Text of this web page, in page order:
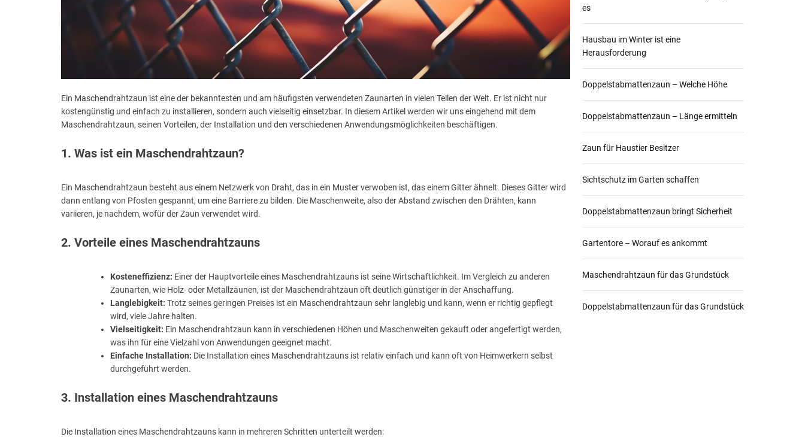
Ein Maschendrahtzaun ist eine der bekanntesten und am häufigsten verwendeten Zaunarten in vielen Teilen der Welt. Er ist nicht nur
kostengünstig und einfach zu installieren, sondern auch vielseitig einsetzbar. In diesem Artikel werden wir uns eingehend mit dem
Maschendrahtzaun, seinen Vorteilen, der Installation und den verschiedenen Anwendungsmöglichkeiten beschäftigen.
1. Was ist ein Maschendrahtzaun?
Ein Maschendrahtzaun besteht aus einem Netzwerk von Draht, das in ein Muster verwoben ist, das einem Gitter ähnelt. Dieses Gitter wird
dann entlang von Pfosten gespannt, um eine Barriere zu bilden. Die Maschenweite, also der Abstand zwischen den Drähten, kann
variieren, je nachdem, wofür der Zaun verwendet wird.
2. Vorteile eines Maschendrahtzauns
Kosteneffizienz: Einer der Hauptvorteile eines Maschendrahtzauns ist seine Wirtschaftlichkeit. Im Vergleich zu anderen
Zaunarten, wie Holz- oder Metallzäunen, ist der Maschendrahtzaun oft deutlich günstiger in der Anschaffung.
Langlebigkeit: Trotz seines geringen Preises ist ein Maschendrahtzaun sehr langlebig und kann, wenn er richtig gepflegt
wird, viele Jahre halten.
Vielseitigkeit: Ein Maschendrahtzaun kann in verschiedenen Höhen und Maschenweiten gekauft oder angefertigt werden,
was ihn für eine Vielzahl von Anwendungen geeignet macht.
Einfache Installation: Die Installation eines Maschendrahtzauns ist relativ einfach und kann oft von Heimwerkern selbst
durchgeführt werden.
3. Installation eines Maschendrahtzauns
Die Installation eines Maschendrahtzauns kann in mehreren Schritten unterteilt werden:
es
Hausbau im Winter ist eine
Herausforderung
Doppelstabmattenzaun – Welche Höhe
Doppelstabmattenzaun – Länge ermitteln
Zaun für Haustier Besitzer
Sichtschutz im Garten schaffen
Doppelstabmattenzaun bringt Sicherheit
Gartentore – Worauf es ankommt
Maschendrahtzaun für das Grundstück
Doppelstabmattenzaun für das Grundstück